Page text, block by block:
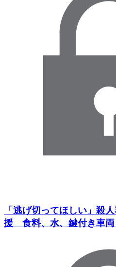
「逃げ切ってほしい」殺
援 食料、水、鍵付き車両